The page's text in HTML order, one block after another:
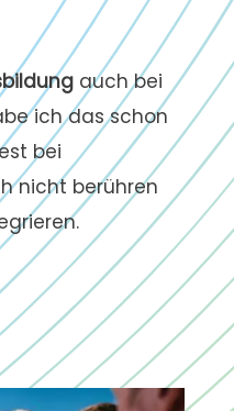
auch bei
ich das schon
bei
nicht berühren